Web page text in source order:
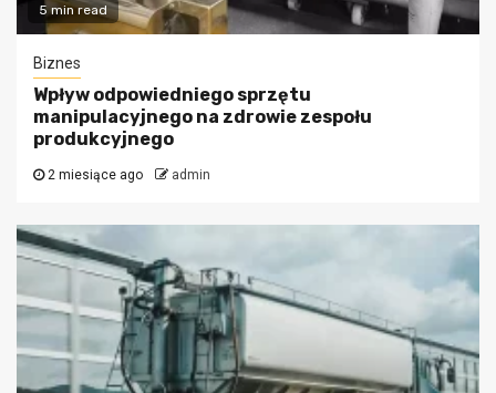
5 min read
Biznes
Wpływ odpowiedniego sprzętu
manipulacyjnego na zdrowie zespołu
produkcyjnego
2 miesiące ago admin